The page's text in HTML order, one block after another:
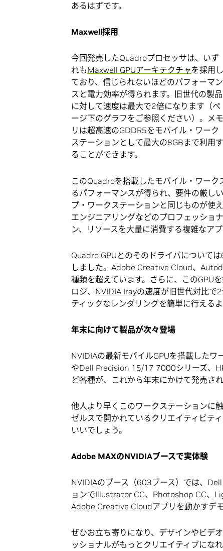
あるはずです。
Maxwell採用
今回発売したQuadroプロセッサは、いず
れもMaxwell GPUアーキテクチャを採用し
ており、信じられないほどのパフォーマン
スと電力効率が得られます。旧世代の製品
に対して速度は最大で2倍になります（ペ
ージ下のグラフをご参照ください）。メモ
リは超高速のGDDR5をモバイル・ワーク
ステーションとして最大の8GBまで利用す
ることができます。
このQuadroを搭載したモバイル・ワー
るパフォーマンスが得られ、要件の厳し
プ・ワークステーションと同じものが使
エンジニアリングなどのプロフェッショ
ン、リソースを大量に消費する複雑なア
Quadro GPUとのそのドライバについて
しました。Adobe Creative Cloud、
種類を超えています。さらに、このGPU
ロジ、 NVIDIA Irayの速度が旧世代対比で
ティックなレンダリングを簡単に行えるよ
年末に向けて製品が次々登場
NVIDIAの最新モバイルGPUを搭載した
やDell Precision 15/17 7000シリーズ、
ど各種が、これから年末にかけて発売さ
他人より早くこのワークステーションに
ゼルスで開かれているクリエイティビテ
いいでしょう。
Adobe MAXのNVIDIAブースで実体験
NVIDIAのブース（603ブース）では、
ョンでIllustrator CC、Photoshop CC、
Adobe Creative Cloudアプリを動かすデ
ぜひお立ち寄りになり、デザインやビデ
ッショナルがもっとクリエイティブにな